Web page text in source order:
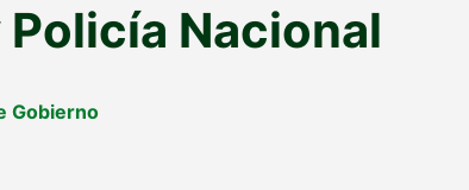
Nacional
Gobierno